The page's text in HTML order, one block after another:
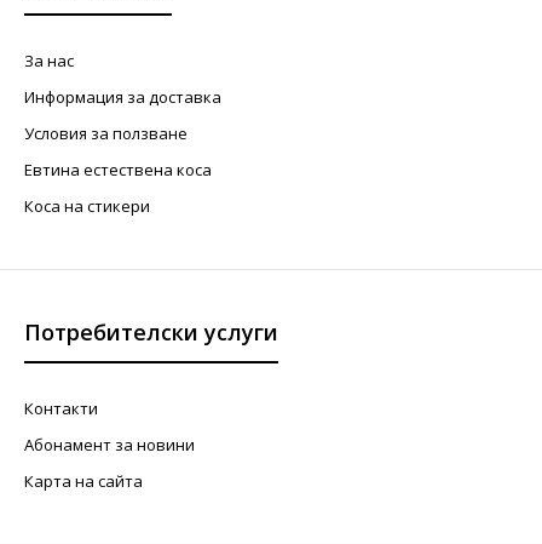
За нас
Информация за доставка
Условия за ползване
Евтина естествена коса
Коса на стикери
Потребителски услуги
Контакти
Абонамент за новини
Карта на сайта